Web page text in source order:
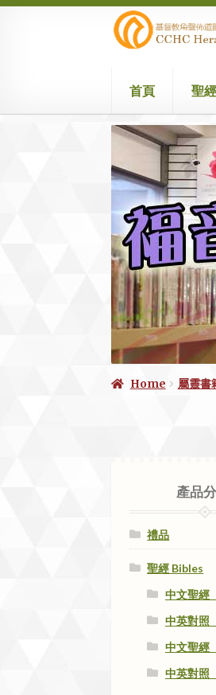
Skip
to
Skip
to
首頁 聖經
HomeAttribution
Home 屬靈書
產品
禮品
聖經 Bibles
中文聖經
中英對照
中文聖經
中英對照